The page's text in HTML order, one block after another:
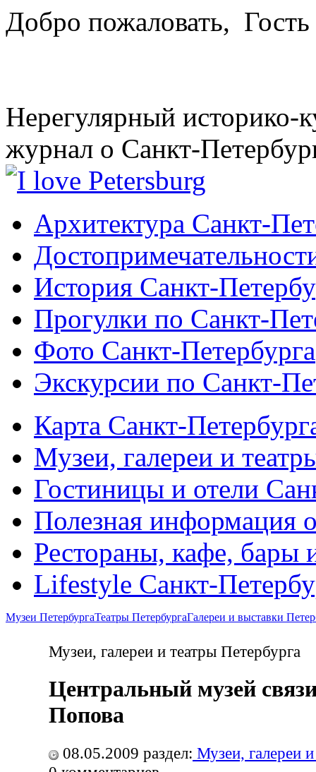
Добро пожаловать, Гость
Нерегулярный историко-
журнал о Санкт-
Архитектура Санкт-
История Санкт-
Прогулки по Санкт-
Фото Санкт-Петербурга
Экскурсии по Санкт-
Карта Санкт-
Музеи, галереи и
Гостиницы и отели
Полезная информация
Рестораны, кафе, бары
Lifestyle Санкт-
Музеи ПетербургаТеатры ПетербургаГалереи и выставки
Музеи, галереи и театры Петербурга
Центральный музей
Попова
08.05.2009 раздел: Музеи, галереи